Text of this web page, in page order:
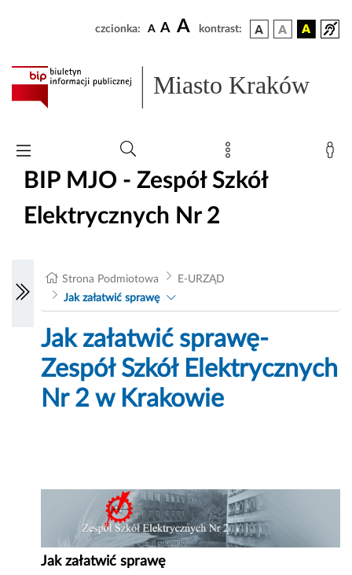
czcionka: A A A kontrast:
Miasto Kraków
BIP MJO - Zespół Szkół
Elektrycznych Nr 2
Strona Podmiotowa
E-URZĄD
Jak załatwić sprawę
Jak załatwić sprawę-
Zespół Szkół Elektrycznych
Nr 2 w Krakowie
Jak załatwić sprawę